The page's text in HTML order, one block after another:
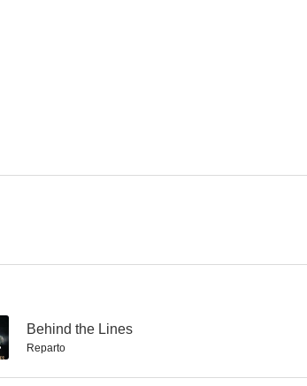
8.5
Behind the Lines
Reparto